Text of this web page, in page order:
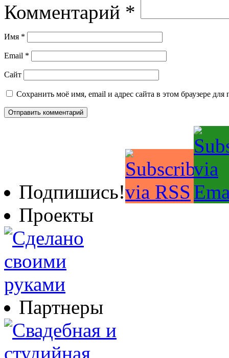
Комментарий *
Имя *
Email *
Сайт
Сохранить моё имя, email и адрес сайта в этом браузере
Подпишись!
Проекты
Партнеры